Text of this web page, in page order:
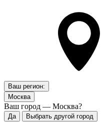
Ваш регион:
Москва
Ваш город — Москва?
Да Выбрать другой город